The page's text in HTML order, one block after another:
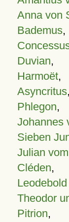
Anna von
Bademus,
Duvian,
Harmoët,
Asyncritus,
Phlegon,
Johannes
Sieben
Julian
Cléden,
Theodor
Pitrion,